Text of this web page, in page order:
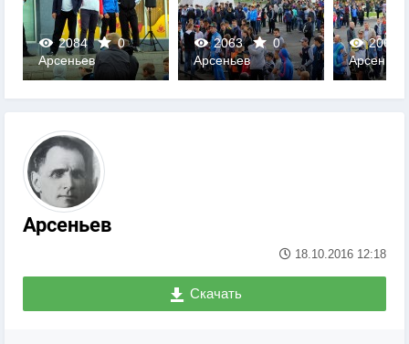
2084
0
0
Арсеньев
2063
0
0
Арсеньев
2068
0
Арсеньев
Арсеньев
18.10.2016 12:18
Скачать